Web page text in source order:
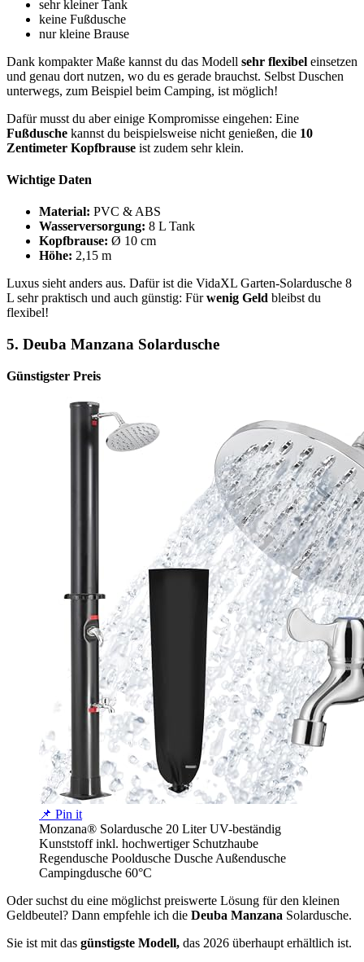
sehr kleiner Tank
keine Fußdusche
nur kleine Brause
Dank kompakter Maße kannst du das Modell sehr flexibel einsetzen
und genau dort nutzen, wo du es gerade brauchst. Selbst Duschen
unterwegs, zum Beispiel beim Camping, ist möglich!
Dafür musst du aber einige Kompromisse eingehen: Eine
Fußdusche kannst du beispielsweise nicht genießen, die 10
Zentimeter Kopfbrause ist zudem sehr klein.
Wichtige Daten
Material: PVC & ABS
Wasserversorgung: 8 L Tank
Kopfbrause: Ø 10 cm
Höhe: 2,15 m
Luxus sieht anders aus. Dafür ist die VidaXL Garten-Solardusche 8
L sehr praktisch und auch günstig: Fürwenig Geld bleibst du
flexibel!
5. Deuba Manzana Solardusche
Günstigster Preis
📌 Pin it
Monzana® Solardusche 20 Liter UV-beständig
Kunststoff inkl. hochwertiger Schutzhaube
Regendusche Pooldusche Dusche Außendusche
Campingdusche 60°C
Oder suchst du eine möglichst preiswerte Lösung für den kleinen
Geldbeutel? Dann empfehle ich die Deuba Manzana Solardusche.
Sie ist mit das günstigste Modell, das 2026 überhaupt erhältlich ist.